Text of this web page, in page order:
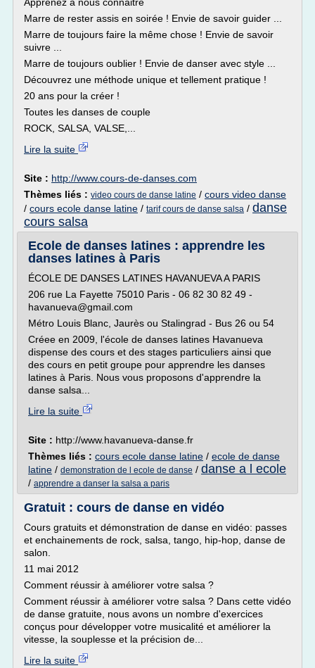
Marre de rester assis en soirée ! Envie de savoir guider ...
Marre de toujours faire la même chose ! Envie de savoir
suivre ...
Marre de toujours oublier ! Envie de danser avec style ...
Découvrez une méthode unique et tellement pratique !
20 ans pour la créer !
Toutes les danses de couple
ROCK, SALSA, VALSE,...
Lire la suite
Site : http://www.cours-de-danses.com
Thèmes liés : video cours de danse latine / cours video danse
/ cours ecole danse latine / tarif cours de danse salsa / danse
cours salsa
Ecole de danses latines : apprendre les
danses latines à Paris
ÉCOLE DE DANSES LATINES HAVANUEVA A PARIS
206 rue La Fayette 75010 Paris - 06 82 30 82 49 -
havanueva@gmail.com
Métro Louis Blanc, Jaurès ou Stalingrad - Bus 26 ou 54
Créee en 2009, l'école de danses latines Havanueva
dispense des cours et des stages particuliers ainsi que
des cours en petit groupe pour apprendre les danses
latines à Paris. Nous vous proposons d'apprendre la
danse salsa...
Lire la suite
Site : http://www.havanueva-danse.fr
Thèmes liés : cours ecole danse latine / ecole de danse
latine / demonstration de l ecole de danse / danse a l ecole
/ apprendre a danser la salsa a paris
Gratuit : cours de danse en vidéo
Cours gratuits et démonstration de danse en vidéo: passes
et enchainements de rock, salsa, tango, hip-hop, danse de
salon.
11 mai 2012
Comment réussir à améliorer votre salsa ?
Comment réussir à améliorer votre salsa ? Dans cette vidéo
de danse gratuite, nous avons un nombre d'exercices
conçus pour développer votre musicalité et améliorer la
vitesse, la souplesse et la précision de...
Lire la suite